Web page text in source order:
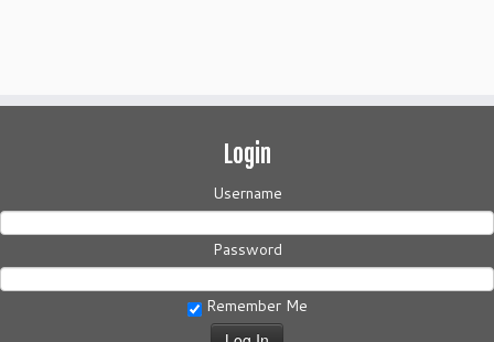
Login
Username
Password
Remember Me